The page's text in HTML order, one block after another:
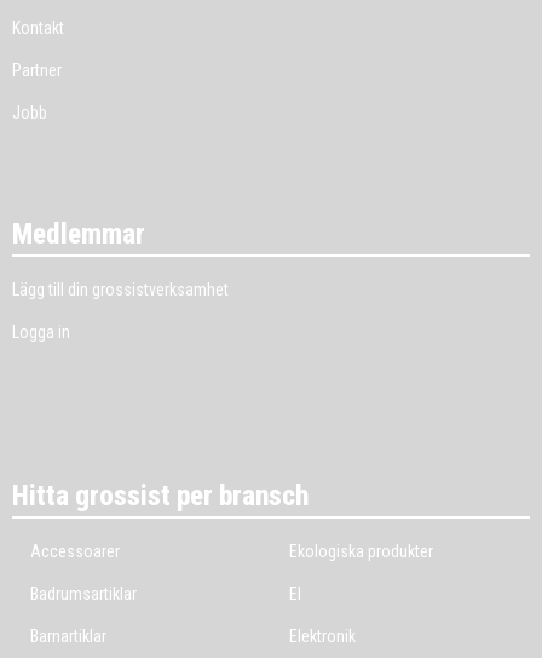
Kontakt
Partner
Jobb
Medlemmar
Lägg till din grossistverksamhet
Logga in
Hitta grossist per bransch
Accessoarer
Badrumsartiklar
Barnartiklar
Ekologiska produkter
El
Elektronik